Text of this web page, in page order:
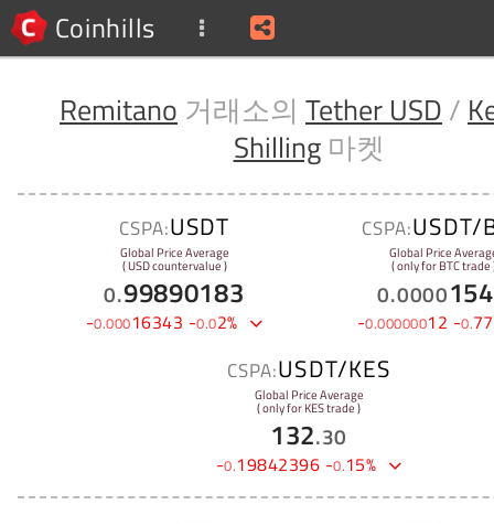
Coinhills
Remitano 거래소의 Tether USD /
Shilling마켓
CSPA:USDT
Global Price Average
( USD countervalue )
0.99890183
-0.00016343 -0.02%
CSPA:USDT/
Global Price
( only for BTC trade
0.0000
-0.00000012 -0.77
CSPA:USDT/KES
Global Price Average
( only for KES trade )
132.30
-0.19842396 -0.15%